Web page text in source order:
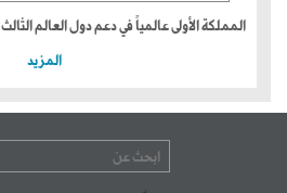
المملكة الأولى عالمياً في دعم دول العالم الثالث
المزيد